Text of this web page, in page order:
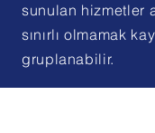
sunulan hizmetler
sınırlı olmamak
gruplanabilir.